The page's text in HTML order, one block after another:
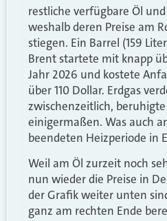
restliche verfügbare Öl
weshalb deren Preise am
stiegen. Ein Barrel (159
Brent startete mit knapp
Jahr 2026 und kostete
über 110 Dollar. Erdgas
zwischenzeitlich,
einigermaßen. Was auch
beendeten Heizperiode in
Weil am Öl zurzeit noch
nun wieder die Preise in
der Grafik weiter unten
ganz am rechten Ende